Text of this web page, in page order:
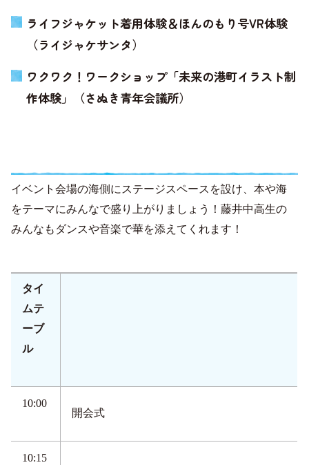
ライフジャケット着用体験＆ほんのもり号VR体験
（ライジャケサンタ）
ワクワク！ワークショップ「未来の港町イラスト制
作体験」（さぬき青年会議所）
イベント会場の海側にステージスペースを設け、本や海
をテーマにみんなで盛り上がりましょう！藤井中高生の
みんなもダンスや音楽で華を添えてくれます！
タイ
ムテ
ーブ
ル
10:00
開会式
10:15